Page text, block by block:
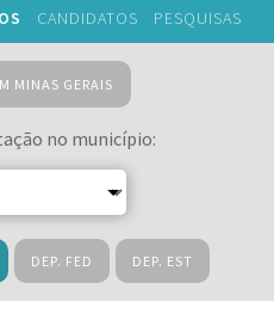
CANDIDATOS PESQUISAS
MINAS GERAIS
no município:
DEP. FED DEP. EST